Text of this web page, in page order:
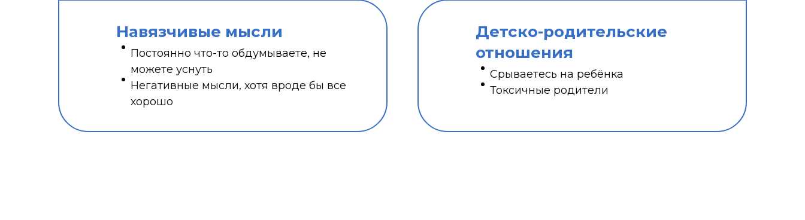
Навязчивые мысли
Постоянно что-то обдумываете, не
можете уснуть
Негативные мысли, хотя вроде бы все
хорошо
Детско-родительские
отношения
Срываетесь на ребёнка
Токсичные родители